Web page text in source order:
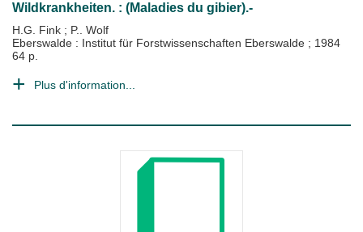
Wildkrankheiten. : (Maladies du gibier).-
H.G. Fink ; P.. Wolf
Eberswalde : Institut für Forstwissenschaften Eberswalde ; 1984
64 p.
Plus d'information...